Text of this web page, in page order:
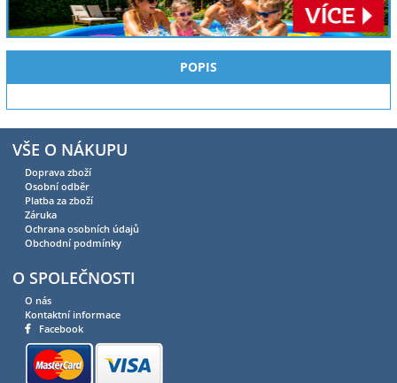
POPIS
VŠE O NÁKUPU
Doprava zboží
Osobní odběr
Platba za zboží
Záruka
Ochrana osobních údajů
Obchodní podmínky
O SPOLEČNOSTI
O nás
Kontaktní informace
Facebook